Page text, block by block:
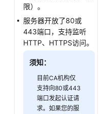
限）。
服务器开放了80或
443端口，支持监听
HTTP、HTTPS访问。
须知：
目前CA机构仅
支持向80或443
端口发起认证请
求。如果您的服